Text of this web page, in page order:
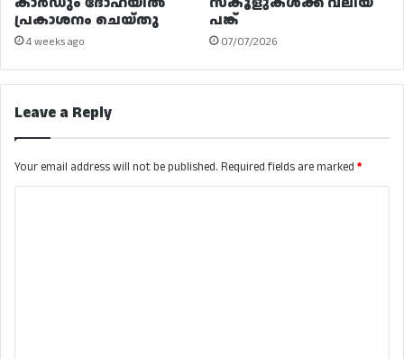
പ്രകാശനം ചെയ്തു
4 weeks ago
പങ്ക്
07/07/2026
Leave a Reply
Your email address will not be published. Required fields are marked *